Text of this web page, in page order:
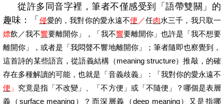
從許多同音字裡，筆者不僅感受到「語帶雙關」的
趣味：
「 侵愛的，我對你的愛永遠不便 ／任肉水三千，我只取一
嫖飲／我不響要離開你」 ， 「我不響要離開你」 也許是「我不想要
離開你」，或者是「我悶聲不響地離開你」；筆者隨即也察覺到，
這首詩的某些語言，從語義結構（meaning structure）推敲，的確
存在多種解讀的可能，也就是「音義歧義」：「我對你的愛永遠不
便 」 究竟是指「不改變」、「不方便」或「不隨便」？哪個是表層
義 （ surface meaning ） ？而深層義 （deep meaning） 又是指哪